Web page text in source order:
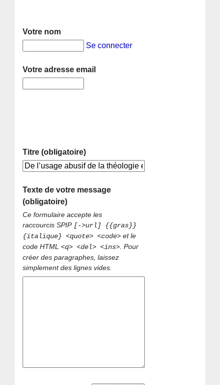
Votre nom
Se connecter
Votre adresse email
Titre (obligatoire)
Texte de votre message
(obligatoire)
Ce formulaire accepte les
raccourcis SPIP [->url] {{gras}}
{italique} <quote> <code> et le
code HTML<q> <del> <ins> . Pour
créer des paragraphes, laissez
simplement des lignes vides.